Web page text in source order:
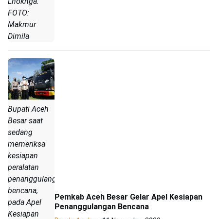
FOTO:
Makmur
Dimila
Bupati Aceh
Besar saat
sedang
memeriksa
kesiapan
peralatan
penanggulangan
bencana,
pada Apel
Kesiapan
Pemkab Aceh Besar Gelar Apel Kesiapan
Penanggulangan Bencana